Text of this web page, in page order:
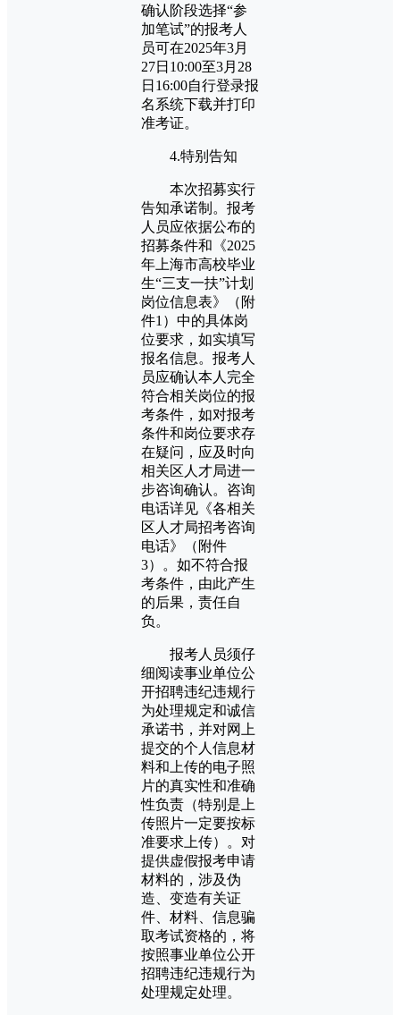
确认阶段选择“参
加笔试”的报考人
员可在2025年3月
27日10:00至3月28
日16:00自行登录报
名系统下载并打印
准考证。
4.特别告知
本次招募实行
告知承诺制。报考
人员应依据公布的
招募条件和《2025
年上海市高校毕业
生“三支一扶”计划
岗位信息表》（附
件1）中的具体岗
位要求，如实填写
报名信息。报考人
员应确认本人完全
符合相关岗位的报
考条件，如对报考
条件和岗位要求存
在疑问，应及时向
相关区人才局进一
步咨询确认。咨询
电话详见《各相关
区人才局招考咨询
电话》（附件
3）。如不符合报
考条件，由此产生
的后果，责任自
负。
报考人员须仔
细阅读事业单位公
开招聘违纪违规行
为处理规定和诚信
承诺书，并对网上
提交的个人信息材
料和上传的电子照
片的真实性和准确
性负责（特别是上
传照片一定要按标
准要求上传）。对
提供虚假报考申请
材料的，涉及伪
造、变造有关证
件、材料、信息骗
取考试资格的，将
按照事业单位公开
招聘违纪违规行为
处理规定处理。